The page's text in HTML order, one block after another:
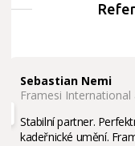
Sebastian Nemi
Framesi
Stabilní partner.
kadeřnické umění.